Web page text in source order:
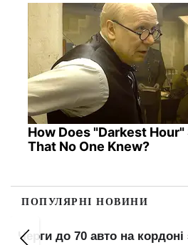
How Does "Darkest
That No One Knew?
ПОПУЛЯРНІ НОВИНИ
Черги до 70 авто на